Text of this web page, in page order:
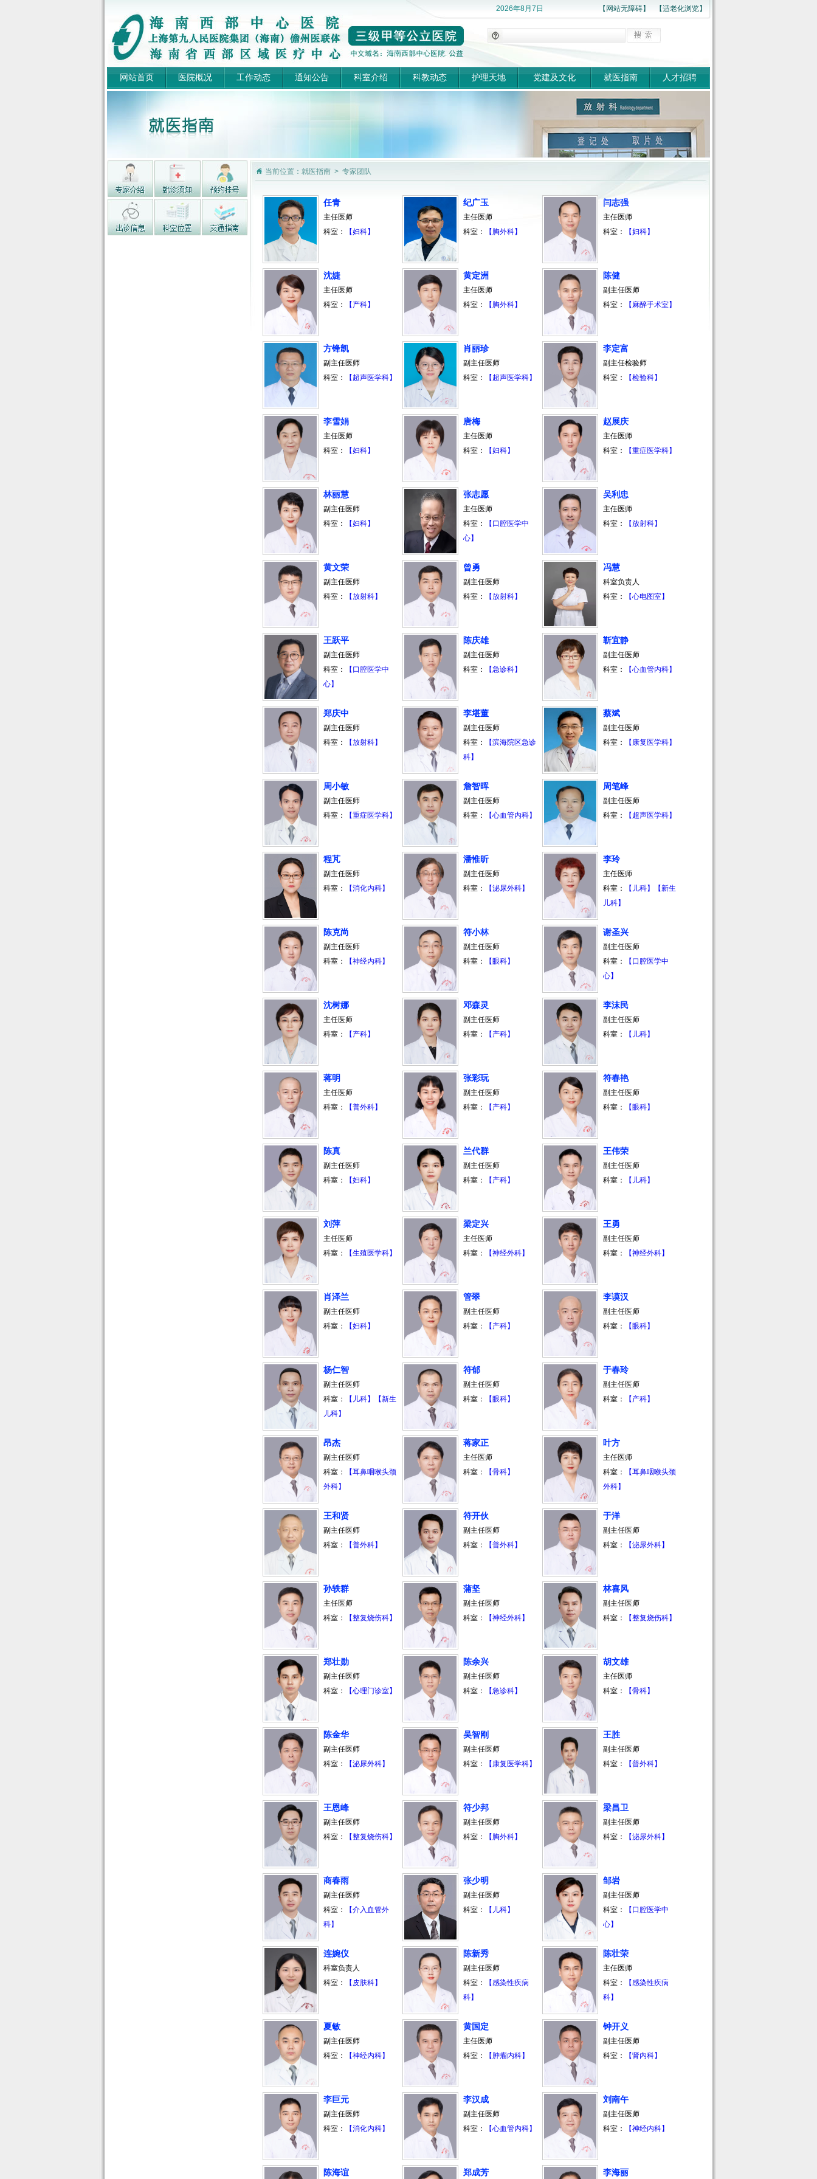
2026年8月7日 【网站无障碍】 【适老化浏览】
网站首页 医院概况 工作动态 通知公告 科室介绍 科教动态 护理天地 党建及文化 就医指南 人才招聘
当前位置：就医指南 > 专家团队
任青
主任医师
科室：
【妇科】
纪广玉
主任医师
科室：
【胸外科】
闫志强
主任医师
科室：
【妇科】
沈婕
主任医师
科室：
【产科】
黄定洲
主任医师
科室：
【胸外科】
陈健
副主任医师
科室：
【麻醉手术室】
方锋凯
副主任医师
科室：
【超声医学科】
肖丽珍
副主任医师
科室：
【超声医学科】
李定富
副主任检验师
科室：
【检验科】
李雪娟
主任医师
科室：
【妇科】
唐梅
主任医师
科室：
【妇科】
赵展庆
主任医师
科室：
【重症医学科】
林丽慧
副主任医师
科室：
【妇科】
张志愿
主任医师
科室：
【口腔医学中
心】
吴利忠
主任医师
科室：
【放射科】
黄文荣
副主任医师
科室：
【放射科】
曾勇
副主任医师
科室：
【放射科】
冯慧
科室负责人
科室：
【心电图室】
王跃平
副主任医师
科室：
【口腔医学中
心】
陈庆雄
副主任医师
科室：
【急诊科】
靳宜静
副主任医师
科室：
【心血管内科】
郑庆中
副主任医师
科室：
【放射科】
李堪董
副主任医师
科室：
【滨海院区急诊
科】
蔡斌
副主任医师
科室：
【康复医学科】
周小敏
副主任医师
科室：
【重症医学科】
詹智晖
副主任医师
科室：
【心血管内科】
周笔峰
副主任医师
科室：
【超声医学科】
程芃
副主任医师
科室：
【消化内科】
潘惟昕
副主任医师
科室：
【泌尿外科】
李玲
主任医师
科室：
【儿科】
【新生
儿科】
陈克尚
副主任医师
科室：
【神经内科】
符小林
副主任医师
科室：
【眼科】
谢圣兴
副主任医师
科室：
【口腔医学中
心】
沈树娜
主任医师
科室：
【产科】
邓森灵
副主任医师
科室：
【产科】
李沫民
副主任医师
科室：
【儿科】
蒋明
主任医师
科室：
【普外科】
张彩玩
副主任医师
科室：
【产科】
符春艳
副主任医师
科室：
【眼科】
陈真
副主任医师
科室：
【妇科】
兰代群
副主任医师
科室：
【产科】
王伟荣
副主任医师
科室：
【儿科】
刘萍
主任医师
科室：
【生殖医学科】
梁定兴
主任医师
科室：
【神经外科】
王勇
副主任医师
科室：
【神经外科】
肖泽兰
副主任医师
科室：
【妇科】
管翠
副主任医师
科室：
【产科】
李谟汉
副主任医师
科室：
【眼科】
杨仁智
副主任医师
科室：
【儿科】
【新生
儿科】
符郁
副主任医师
科室：
【眼科】
于春玲
副主任医师
科室：
【产科】
昂杰
副主任医师
科室：
【耳鼻咽喉头颈
外科】
蒋家正
主任医师
科室：
【骨科】
叶方
主任医师
科室：
【耳鼻咽喉头颈
外科】
王和贤
副主任医师
科室：
【普外科】
符开伙
副主任医师
科室：
【普外科】
于洋
副主任医师
科室：
【泌尿外科】
孙轶群
主任医师
科室：
【整复烧伤科】
蒲坚
副主任医师
科室：
【神经外科】
林喜风
副主任医师
科室：
【整复烧伤科】
郑壮勋
副主任医师
科室：
【心理门诊室】
陈余兴
副主任医师
科室：
【急诊科】
胡文雄
主任医师
科室：
【骨科】
陈金华
副主任医师
科室：
【泌尿外科】
吴智刚
副主任医师
科室：
【康复医学科】
王胜
副主任医师
科室：
【普外科】
王恩峰
副主任医师
科室：
【整复烧伤科】
符少邦
副主任医师
科室：
【胸外科】
梁昌卫
副主任医师
科室：
【泌尿外科】
商春雨
副主任医师
科室：
【介入血管外
科】
张少明
副主任医师
科室：
【儿科】
邹岩
副主任医师
科室：
【口腔医学中
心】
连婉仪
科室负责人
科室：
【皮肤科】
陈新秀
副主任医师
科室：
【感染性疾病
科】
陈壮荣
主任医师
科室：
【感染性疾病
科】
夏敏
副主任医师
科室：
【神经内科】
黄国定
主任医师
科室：
【肿瘤内科】
钟开义
副主任医师
科室：
【肾内科】
李巨元
副主任医师
科室：
【消化内科】
李汉成
副主任医师
科室：
【心血管内科】
刘南午
副主任医师
科室：
【神经内科】
陈海谊 郑成芳 李海丽